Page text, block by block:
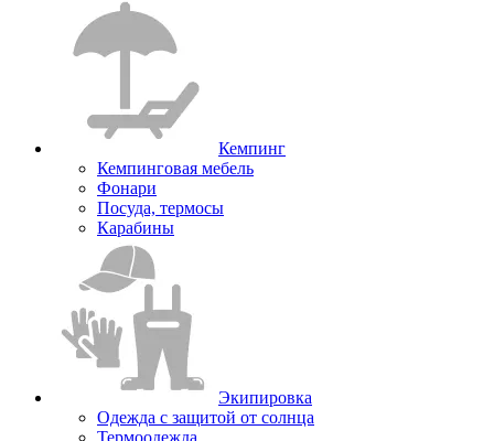
Кемпинг
Кемпинговая мебель
Фонари
Посуда, термосы
Карабины
Экипировка
Одежда с защитой от солнца
Термоодежда